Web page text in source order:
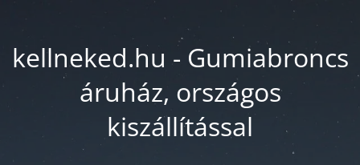
kellneked.hu - Gumiabroncs
áruház, országos
kiszállítással